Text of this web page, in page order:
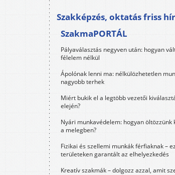
Szakképzés, oktatás friss
SzakmaPORTÁL
Pályaválasztás negyven után: hogyan
félelem nélkül
Ápolónak lenni ma: nélkülözhetetlen
nagyobb terhek
Miért bukik el a legtöbb vezetői
elején?
Nyári munkavédelem: hogyan öltözzünk
a melegben?
Fizikai és szellemi munkák férfiaknak –
területeken garantált az elhelyezkedés
Kreatív szakmák – dolgozz azzal, amit